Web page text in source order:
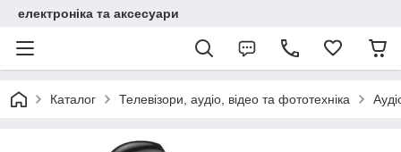
електроніка та аксесуари
Каталог Телевізори, аудіо, відео та фототехніка